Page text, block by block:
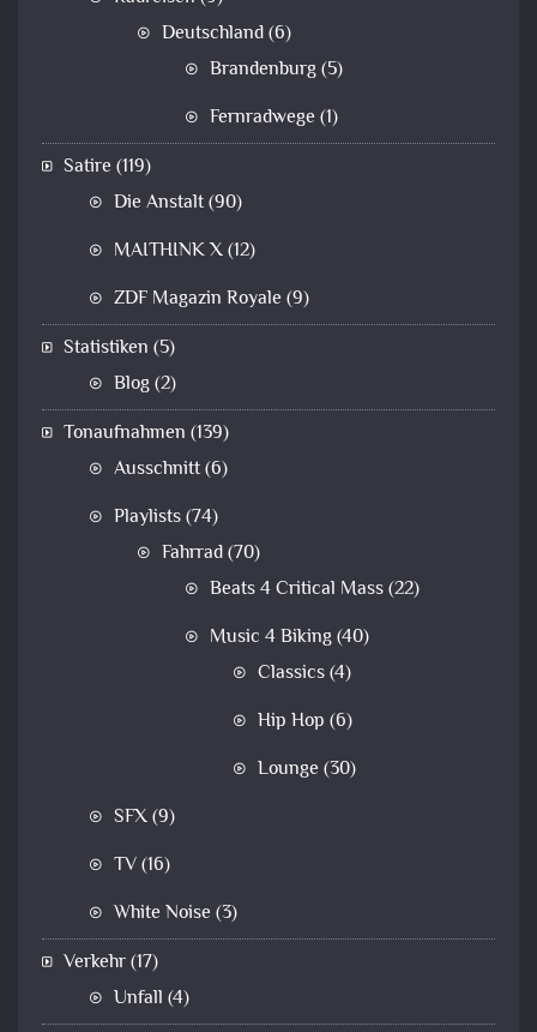
Deutschland(6)
Brandenburg(5)
Fernradwege (1)
Satire (119)
Die Anstalt(90)
MAITHINK X(12)
ZDF Magazin Royale (9)
Statistiken (5)
Blog(2)
Tonaufnahmen (139)
Ausschnitt(6)
Playlists(74)
Fahrrad(70)
Beats 4 Critical Mass(22)
Music 4 Biking(40)
Classics(4)
Hip Hop (6)
Lounge (30)
SFX(9)
TV(16)
White Noise (3)
Verkehr(17)
Unfall (4)